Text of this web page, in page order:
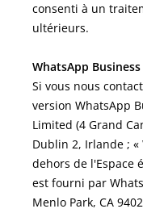
consenti à un
ultérieurs.
WhatsApp Business
Si vous nous
version WhatsApp
Limited (4 Grand
Dublin 2, Irlande ; «
dehors de l'Espace
est fourni par
Menlo Park, CA